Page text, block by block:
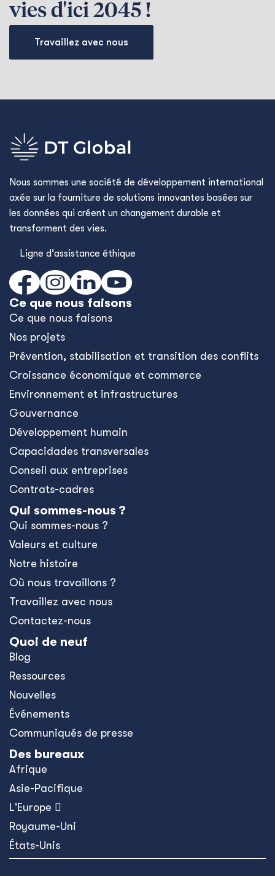
vies d'ici 2045 !
Travaillez avec nous
Nous sommes une société de développement international
axée sur la fourniture de solutions innovantes basées sur
les données qui créent un changement durable et
transforment des vies.
Ligne d’assistance éthique
Ce que nous faisons
Ce que nous faisons
Nos projets
Prévention, stabilisation et transition des conflits
Croissance économique et commerce
Environnement et infrastructures
Gouvernance
Développement humain
Capacidades transversales
Conseil aux entreprises
Contrats-cadres
Qui sommes-nous ?
Qui sommes-nous ?
Valeurs et culture
Notre histoire
Où nous travaillons ?
Travaillez avec nous
Contactez-nous
Quoi de neuf
Blog
Ressources
Nouvelles
Événements
Communiqués de presse
Des bureaux
Afrique
Asie-Pacifique
L'Europe 
Royaume-Uni
États-Unis